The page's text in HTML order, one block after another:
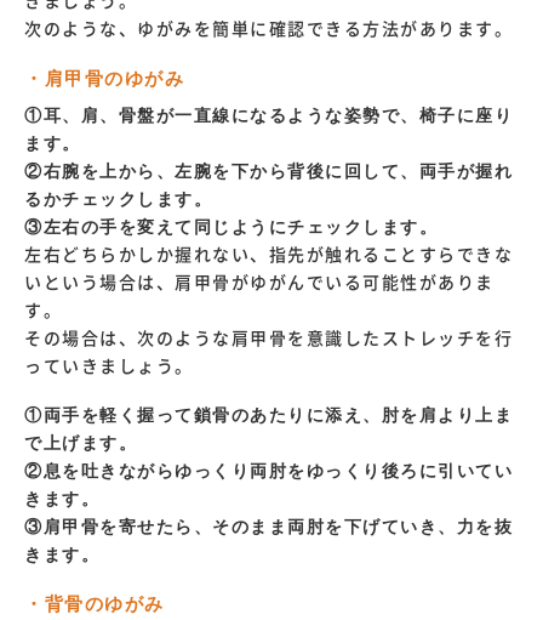
次のような、ゆがみを簡単に確認できる方法があります。
・肩甲骨のゆがみ
①耳、肩、骨盤が一直線になるような姿勢で、椅子に座り
ます。
②右腕を上から、左腕を下から背後に回して、両手が握れ
るかチェックします。
③左右の手を変えて同じようにチェックします。
左右どちらかしか握れない、指先が触れることすらできな
いという場合は、肩甲骨がゆがんでいる可能性がありま
す。
その場合は、次のような肩甲骨を意識したストレッチを行
っていきましょう。
①両手を軽く握って鎖骨のあたりに添え、肘を肩より上ま
で上げます。
②息を吐きながらゆっくり両肘をゆっくり後ろに引いてい
きます。
③肩甲骨を寄せたら、そのまま両肘を下げていき、力を抜
きます。
・背骨のゆがみ